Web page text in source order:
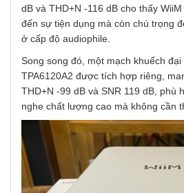
dB và THD+N -116 dB cho thấy
đến sự tiện dụng mà còn chú trọng
ở cấp độ audiophile.
Song song đó, một mạch khuếch
TPA6120A2 được tích hợp riêng,
THD+N -99 dB và SNR 119 dB, phù
nghe chất lượng cao mà không cần